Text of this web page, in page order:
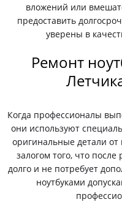
вложений или
предоставить
уверены в
Ремонт
Когда профессионалы
они используют
оригинальные детали от
залогом того, что
долго и не потребует
ноутбуками